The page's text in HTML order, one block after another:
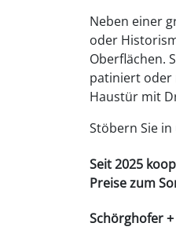
Neben einer
oder
Oberflächen.
patiniert oder
Haustür mit
Stöbern Sie
Seit 2025
Preise zum
Schörghofer